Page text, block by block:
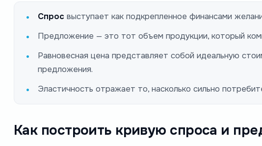
Спрос выступает как подкрепленное финансами
Предложение — это тот объем продукции, который
Равновесная цена представляет собой идеальную
предложения.
Эластичность отражает то, насколько сильно
Как построить кривую спроса и